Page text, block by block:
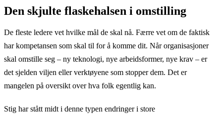
Den skjulte flaskehalsen i omstilling
De fleste ledere vet hvilke mål de skal nå. Færre vet om de faktisk
har kompetansen som skal til for å komme dit. Når organisasjoner
skal omstille seg – ny teknologi, nye arbeidsformer, nye krav – er
det sjelden viljen eller verktøyene som stopper dem. Det er
mangelen på oversikt over hva folk egentlig kan.
Stig har stått midt i denne typen endringer i store